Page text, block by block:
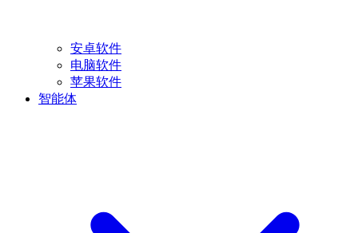
安卓软件
电脑软件
苹果软件
智能体